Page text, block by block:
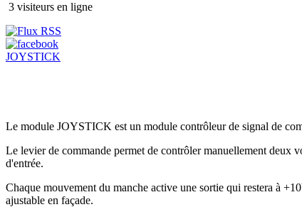
3 visiteurs en ligne
JOYSTICK
Le module JOYSTICK est un module contrôleur de signal de
Le levier de commande permet de contrôler manuellement deux
d'entrée.
Chaque mouvement du manche active une sortie qui restera à
ajustable en façade.